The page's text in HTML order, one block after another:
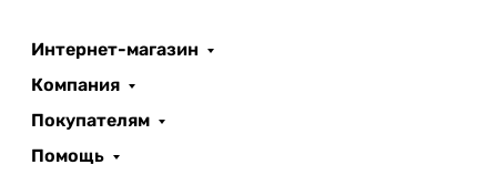
Интернет-магазин
Компания
Покупателям
Помощь